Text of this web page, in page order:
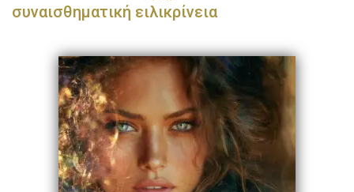
συναισθηματική ειλικρίνεια